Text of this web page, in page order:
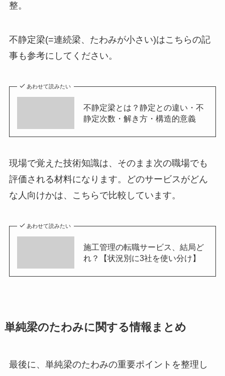
整。
不静定梁(=連続梁、たわみが小さい)はこちらの記
事も参考にしてください。
あわせて読みたい
不静定梁とは？静定との違い・不
静定次数・解き方・構造的意義
現場で覚えた技術知識は、そのまま次の職場でも
評価される材料になります。どのサービスがどん
な人向けかは、こちらで比較しています。
あわせて読みたい
施工管理の転職サービス、結局ど
れ？【状況別に3社を使い分け】
単純梁のたわみに関する情報まとめ
最後に、単純梁のたわみの重要ポイントを整理し